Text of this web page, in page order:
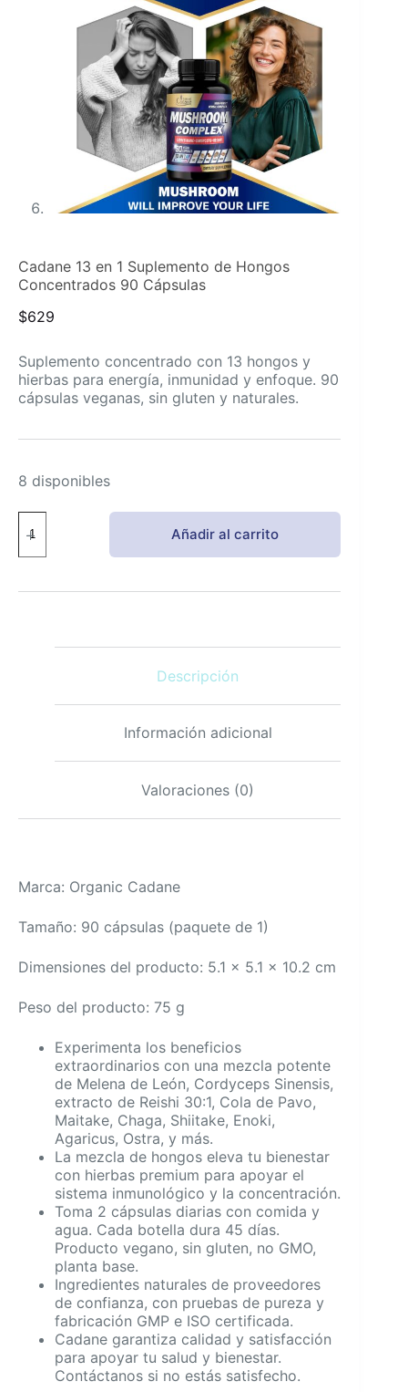
Cadane 13 en 1 Suplemento de Hongos
Concentrados 90 Cápsulas
$629
Suplemento concentrado con 13 hongos y
hierbas para energía, inmunidad y enfoque. 90
cápsulas veganas, sin gluten y naturales.
8 disponibles
13
en
Suplemento
Añadir al carrito
Descripción
Información adicional
Valoraciones (0)
Marca: Organic Cadane
Tamaño: 90 cápsulas (paquete de 1)
Dimensiones del producto: 5.1 x 5.1 x 10.2 cm
Peso del producto: 75 g
Experimenta los beneficios
extraordinarios con una mezcla potente
de Melena de León, Cordyceps Sinensis,
extracto de Reishi 30:1, Cola de Pavo,
Maitake, Chaga, Shiitake, Enoki,
Agaricus, Ostra, y más.
La mezcla de hongos eleva tu bienestar
con hierbas premium para apoyar el
sistema inmunológico y la concentración.
Toma 2 cápsulas diarias con comida y
agua. Cada botella dura 45 días.
Producto vegano, sin gluten, no GMO,
planta base.
Ingredientes naturales de proveedores
de confianza, con pruebas de pureza y
fabricación GMP e ISO certificada.
Cadane garantiza calidad y satisfacción
para apoyar tu salud y bienestar.
Contáctanos si no estás satisfecho.